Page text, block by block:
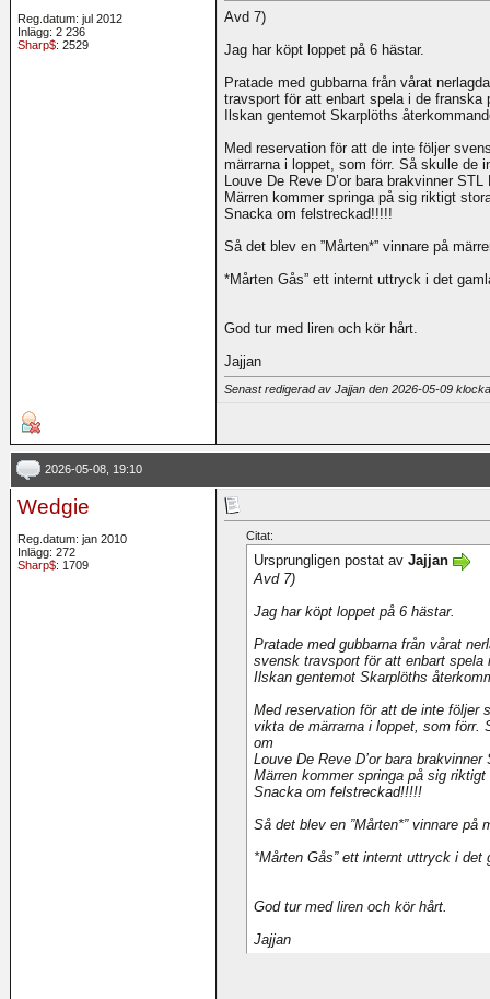
Reg.datum: jul 2012
Inlägg: 2 236
Sharp$: 2529
Avd 7)
Jag har köpt loppet på 6 hästar.
Pratade med gubbarna från vårat
travsport för att enbart spela i de franska
Ilskan gentemot Skarplöths
Med reservation för att de inte följer
märrarna i loppet, som förr. Så skulle de
Louve De Reve D’or bara brakvinner
Märren kommer springa på sig riktigt
Snacka om felstreckad!!!!!
Så det blev en ”Mårten*” vinnare på
*Mårten Gås” ett internt uttryck i det
God tur med liren och kör hårt.
Jajjan
Senast redigerad av Jajjan den 2026-05-09
2026-05-08, 19:10
Wedgie
Reg.datum: jan 2010
Inlägg: 272
Sharp$: 1709
Citat:
Ursprungligen postat av Jajjan
Avd 7)
Jag har köpt loppet på 6 hästar.
Pratade med gubbarna från vårat
svensk travsport för att enbart spela
Ilskan gentemot Skarplöths
Med reservation för att de inte följer
vikta de märrarna i loppet, som förr.
om
Louve De Reve D’or bara
Märren kommer springa på sig
Snacka om felstreckad!!!!!
Så det blev en ”Mårten*” vinnare på
*Mårten Gås” ett internt uttryck i
God tur med liren och kör hårt.
Jajjan